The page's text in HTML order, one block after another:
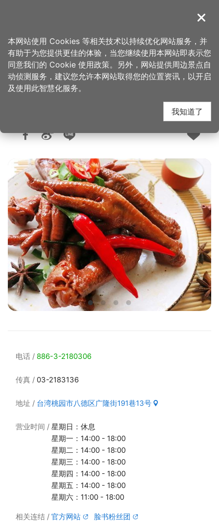
導覽
首页 > 购好物 > 购物快搜
鼎太公红麴卤味
人气：1.6万
电话 886-3-2180306
传真 03-2183136
地址 台湾桃园市八德区广隆街191巷13号
营业时间
星期日：休息
星期一：14:00 - 18:00
星期二：14:00 - 18:00
星期三：14:00 - 18:00
星期四：14:00 - 18:00
星期五：14:00 - 18:00
星期六：11:00 - 18:00
相关连结 官方网站 脸书粉丝团
关闭
本网站使用 Cookies 等相关技术以持续优化网站服务，并
有助于为您提供更佳的体验，当您继续使用本网站即表示您
同意我们的 Cookie 使用政策。另外，网站提供周边景点自
动侦测服务，建议您允许本网站取得您的位置资讯，以开启
及使用此智慧化服务。
我知道了